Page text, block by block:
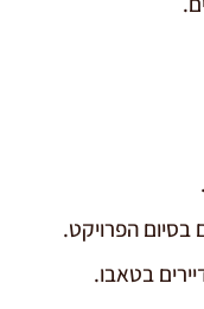
בסיום הפרויקט.
בטאבו.